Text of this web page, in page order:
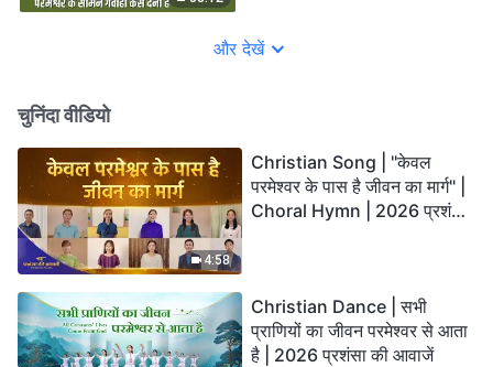
और देखें
चुनिंदा वीडियो
4:58
Christian Song | "केवल
परमेश्वर के पास है जीवन का मार्ग" |
Choral Hymn | 2026 प्रशंसा
Christian Dance | सभी
प्राणियों का जीवन परमेश्वर से आता
है | 2026 प्रशंसा की आवाजें